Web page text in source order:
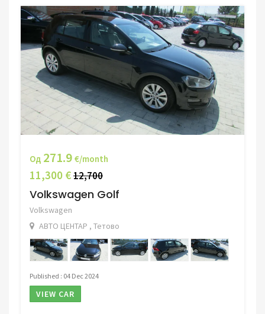
Од 271.9 €/month
11,300 €12,700
Volkswagen Golf
Volkswagen
АВТО ЦЕНТАР , Тетово
Published : 04 Dec 2024
VIEW CAR